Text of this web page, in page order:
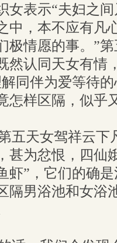
女表示“夫妇之
中，本不应有凡
极情愿的事。”
然认同天女有情
同伴为爱等待
怎样区隔，似乎
五天女驾祥云下
甚为忿恨，四仙
虾”，它们的确
隔男浴池和女